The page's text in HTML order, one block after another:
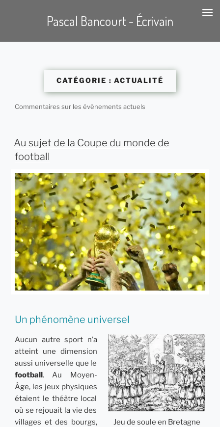
CATÉGORIE :ACTUALITÉ
Commentaires sur les évènements actuels
Au sujet de la Coupe du monde de
football
Un phénomène universel
Jeu de soule en Bretagne
Aucun autre sport n’a
atteint une dimension
aussi universelle que le
football. Au Moyen-
Âge, les jeux physiques
étaient le théâtre local
où se rejouait la vie des
villages et des bourgs,
Pascal Bancourt - Écrivain